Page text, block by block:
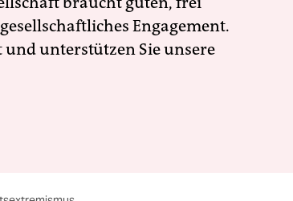
Engagement.
und unterstützen Sie unsere